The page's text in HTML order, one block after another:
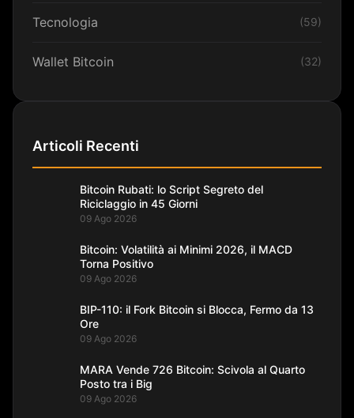
Tecnologia (59)
Wallet Bitcoin (32)
Articoli Recenti
Bitcoin Rubati: lo Script Segreto del
Riciclaggio in 45 Giorni
09 Ago 2026
Bitcoin: Volatilità ai Minimi 2026, il MACD
Torna Positivo
09 Ago 2026
BIP-110: il Fork Bitcoin si Blocca, Fermo da 13
Ore
09 Ago 2026
MARA Vende 726 Bitcoin: Scivola al Quarto
Posto tra i Big
09 Ago 2026